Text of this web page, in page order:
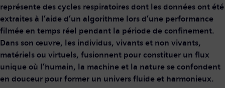
représente des cycles respiratoires dont les données ont été
extraites à l’aide d’un algorithme lors d’une performance
filmée en temps réel pendant la période de confinement.
Dans son œuvre, les individus, vivants et non vivants,
matériels ou virtuels, fusionnent pour constituer un flux
unique où l’humain, la machine et la nature se confondent
en douceur pour former un univers fluide et harmonieux.